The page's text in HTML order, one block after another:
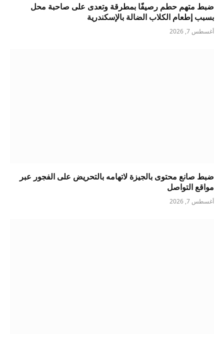
ضبط متهم حطم رصيفًا بمطرقة وتعدى على صاحبة محل
بسبب إطعام الكلاب الضالة بالإسكندرية
أغسطس 7, 2026
ضبط صانع محتوى بالجيزة لاتهامه بالتحريض على الفجور عبر
مواقع التواصل
أغسطس 7, 2026